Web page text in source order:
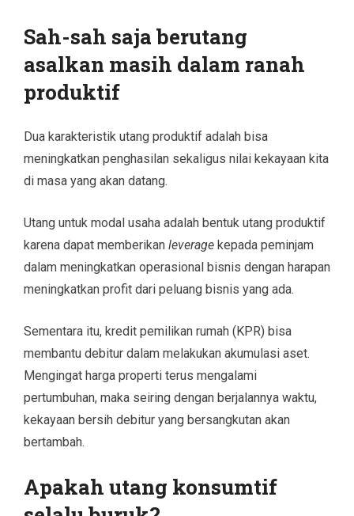
Sah-sah saja berutang
asalkan masih dalam ranah
produktif
Dua karakteristik utang produktif adalah bisa
meningkatkan penghasilan sekaligus nilai kekayaan kita
di masa yang akan datang.
Utang untuk modal usaha adalah bentuk utang produktif
karena dapat memberikan leverage kepada peminjam
dalam meningkatkan operasional bisnis dengan harapan
meningkatkan profit dari peluang bisnis yang ada.
Sementara itu, kredit pemilikan rumah (KPR) bisa
membantu debitur dalam melakukan akumulasi aset.
Mengingat harga properti terus mengalami
pertumbuhan, maka seiring dengan berjalannya waktu,
kekayaan bersih debitur yang bersangkutan akan
bertambah.
Apakah utang konsumtif